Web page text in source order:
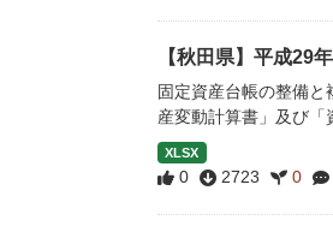
【秋田県】平成29
固定資産台帳の整備
産変動計算書」及び「
XLSX
0 2723 0